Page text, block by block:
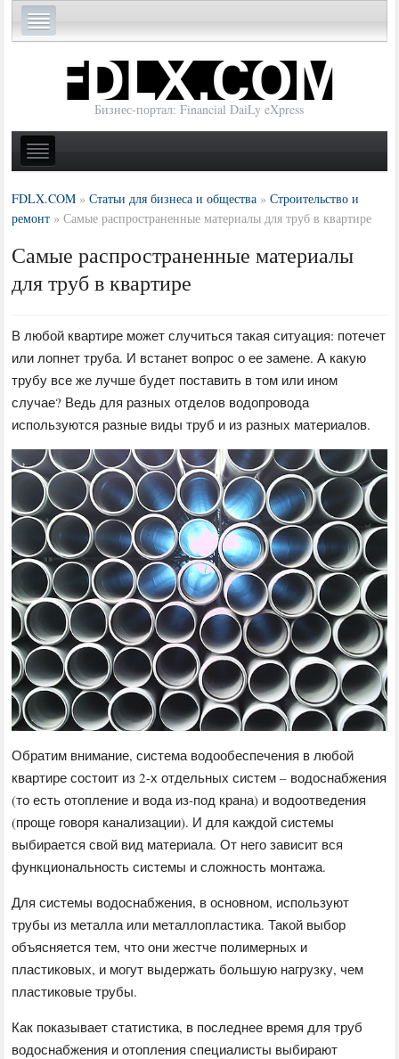
Бизнес-портал: Financial DaiLy eXpress
FDLX.COM »Статьи для бизнеса и общества »Строительство и
ремонт »Самые распространенные материалы для труб в квартире
Самые распространенные материалы
для труб в квартире
В любой квартире может случиться такая ситуация: потечет
или лопнет труба. И встанет вопрос о ее замене. А какую
трубу все же лучше будет поставить в том или ином
случае? Ведь для разных отделов водопровода
используются разные виды труб и из разных материалов.
Обратим внимание, система водообеспечения в любой
квартире состоит из 2-х отдельных систем – водоснабжения
(то есть отопление и вода из-под крана) и водоотведения
(проще говоря канализации). И для каждой системы
выбирается свой вид материала. От него зависит вся
функциональность системы и сложность монтажа.
Для системы водоснабжения, в основном, используют
трубы из металла или металлопластика. Такой выбор
объясняется тем, что они жестче полимерных и
пластиковых, и могут выдержать большую нагрузку, чем
пластиковые трубы.
Как показывает статистика, в последнее время для труб
водоснабжения и отопления специалисты выбирают